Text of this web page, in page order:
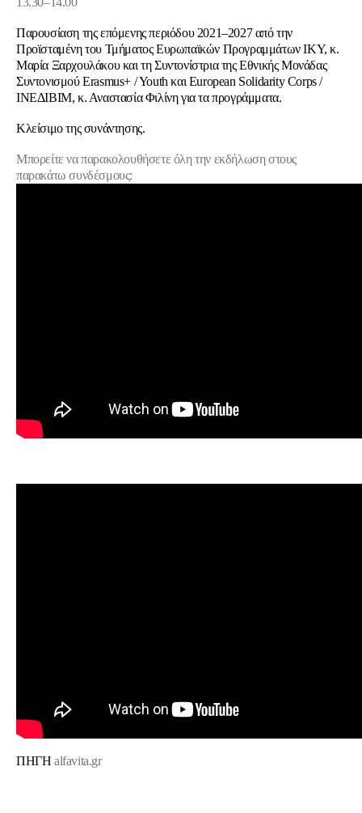
Παρουσίαση της επόμενης περιόδου 2021–2027 από την
Προϊσταμένη του Τμήματος Ευρωπαϊκών Προγραμμάτων ΙΚΥ, κ.
Μαρία Ξαρχουλάκου και τη Συντονίστρια της Εθνικής Μονάδας
Συντονισμού Erasmus+ / Youth και European Solidarity Corps /
ΙΝΕΔΙΒΙΜ, κ. Αναστασία Φιλίνη για τα προγράμματα.
Κλείσιμο της συνάντησης.
Μπορείτε να παρακολουθήσετε όλη την εκδήλωση στους
παρακάτω συνδέσμους:
ΠΗΓΗ alfavita.gr